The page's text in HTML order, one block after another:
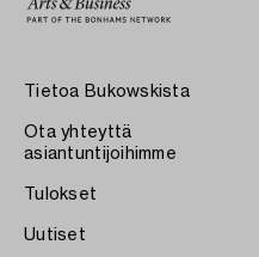
Tietoa Bukowskista
Ota yhteyttä
asiantuntijoihimme
Tulokset
Uutiset